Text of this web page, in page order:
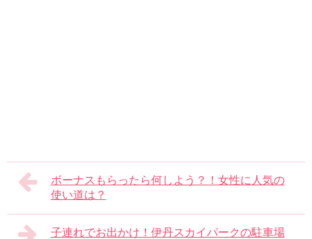
ボーナスもらったら何しよう？！女性に人気の
使い道は？
子連れでお出かけ！伊丹スカイパークの駐車場